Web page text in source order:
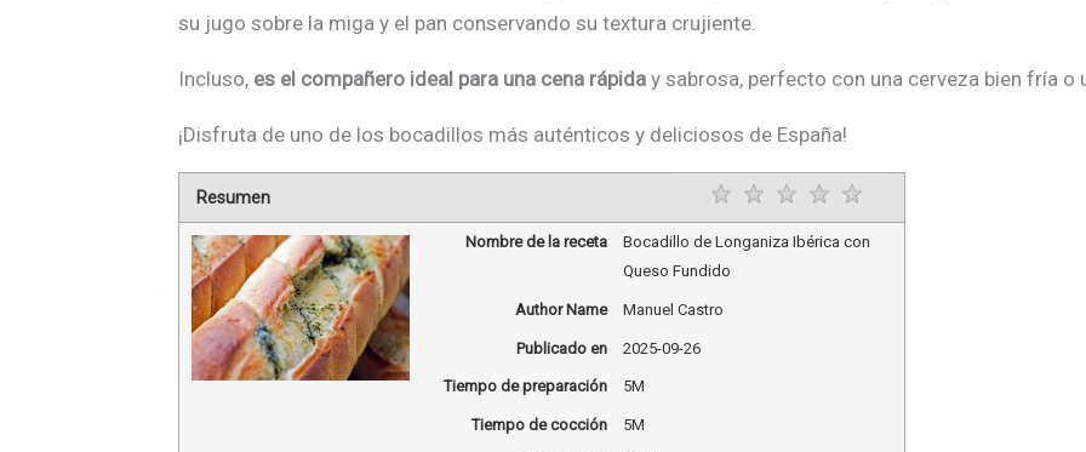
su jugo sobre la miga y el pan conservando su textura crujiente.
Incluso, es el compañero ideal para una cena rápida y sabrosa, perfecto con una cerveza bien fría o
¡Disfruta de uno de los bocadillos más auténticos y deliciosos de España!
Resumen Rating
Nombre de la receta
Bocadillo de Longaniza Ibérica con
Queso Fundido
Author Name Manuel Castro
Publicado en 2025-09-26
Tiempo de preparación 5M
Tiempo de cocción 5M